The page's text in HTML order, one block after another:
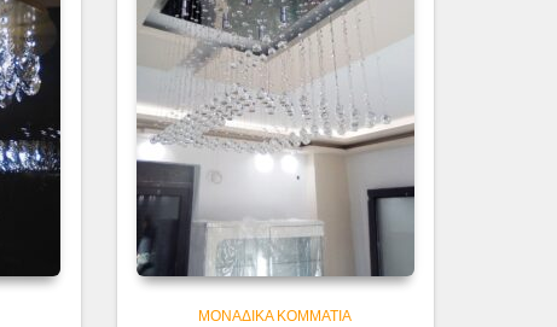
ΜΟΝΆΔΙΚΑ ΚΟΜΜΆΤΙΑ